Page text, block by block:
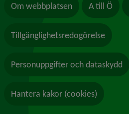
Om webbplatsen A till Ö
Tillgänglighetsredogörelse
Personuppgifter och dataskydd
Hantera kakor (cookies)